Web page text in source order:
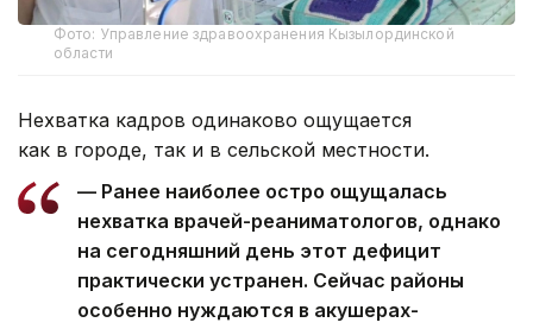
Фото: Управление здравоохранения Кызылординской
области
Нехватка кадров одинаково ощущается
как в городе, так и в сельской местности.
— Ранее наиболее остро ощущалась
нехватка врачей-реаниматологов, однако
на сегодняшний день этот дефицит
практически устранен. Сейчас районы
особенно нуждаются в акушерах-